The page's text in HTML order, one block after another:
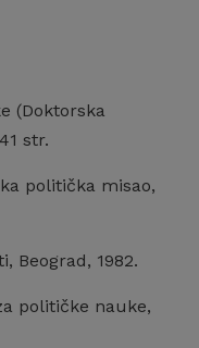
(Doktorska
str.
politička misao,
Beograd, 1982.
političke nauke,